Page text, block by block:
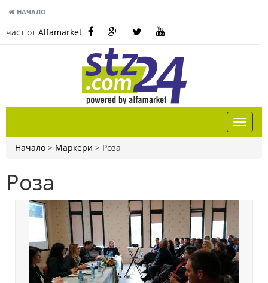
НАЧАЛО
част от Alfamarket
Начало > Маркери > Роза
Роза